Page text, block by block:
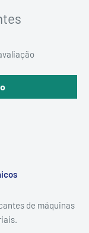
de máquinas